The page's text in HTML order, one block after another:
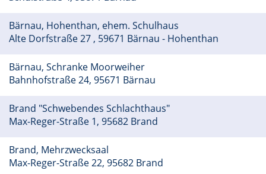
Bärnau, Hohenthan, ehem. Schulhaus
Alte Dorfstraße 27 , 59671 Bärnau - Hohenthan
Bärnau, Schranke Moorweiher
Bahnhofstraße 24, 95671 Bärnau
Brand "Schwebendes Schlachthaus"
Max-Reger-Straße 1, 95682 Brand
Brand, Mehrzwecksaal
Max-Reger-Straße 22, 95682 Brand